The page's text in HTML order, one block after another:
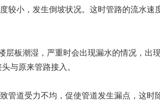
较小，发生倒坡状况。这时管路的流水速
板潮湿，严重时会出现漏水的情况，出
与原来管路接入。
道受力不均，促使管道发生漏点，这时